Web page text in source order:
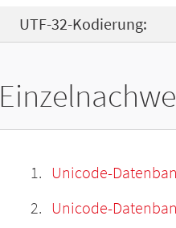
UTF-32-Kodierung:
Unicode-
Unicode-